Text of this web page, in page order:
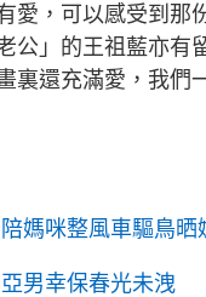
愛，可以感受到那
公」的王祖藍亦
還充滿愛，我們
媽咪整風車驅鳥晒
男幸保春光未洩